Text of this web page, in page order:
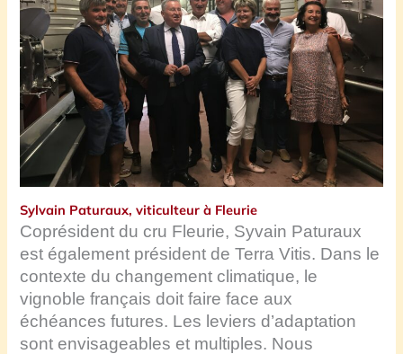
Sylvain Paturaux, viticulteur à Fleurie
Coprésident du cru Fleurie, Syvain Paturaux
est également président de Terra Vitis. Dans le
contexte du changement climatique, le
vignoble français doit faire face aux
échéances futures. Les leviers d’adaptation
sont envisageables et multiples. Nous